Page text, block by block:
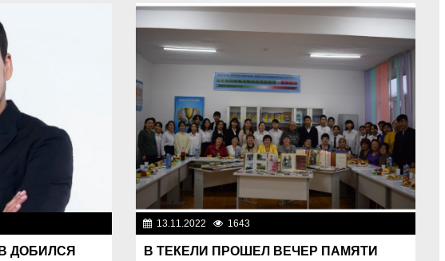
ДОБИЛСЯ
13.11.2022 1643
В ТЕКЕЛИ ПРОШЕЛ ВЕЧЕР ПАМЯТИ